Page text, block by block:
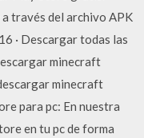
través del archivo APK
· Descargar todas las
minecraft
minecraft
para pc: En nuestra
en tu pc de forma